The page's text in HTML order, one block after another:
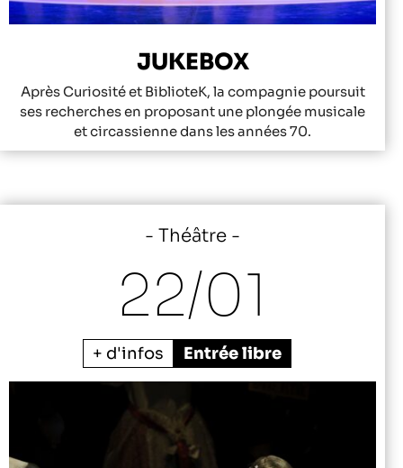
JUKEBOX
Après Curiosité et BiblioteK, la compagnie poursuit
ses recherches en proposant une plongée musicale
et circassienne dans les années 70.
Théâtre
22/01
+ d'infos Entrée libre